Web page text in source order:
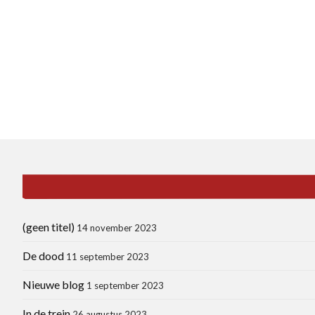
(geen titel) 14 november 2023
De dood 11 september 2023
Nieuwe blog 1 september 2023